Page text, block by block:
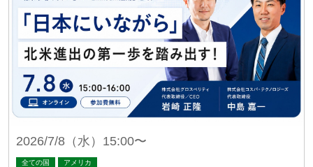
2026/7/8（水）15:00〜
全ての国 アメリカ